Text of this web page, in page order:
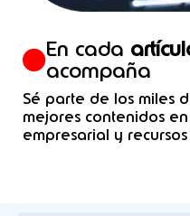
En cada
acompaña
Sé parte de los miles
mejores contenidos
empresarial y